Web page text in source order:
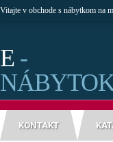
Vitajte v obchode s nábytkom na
E -
KONTAKT